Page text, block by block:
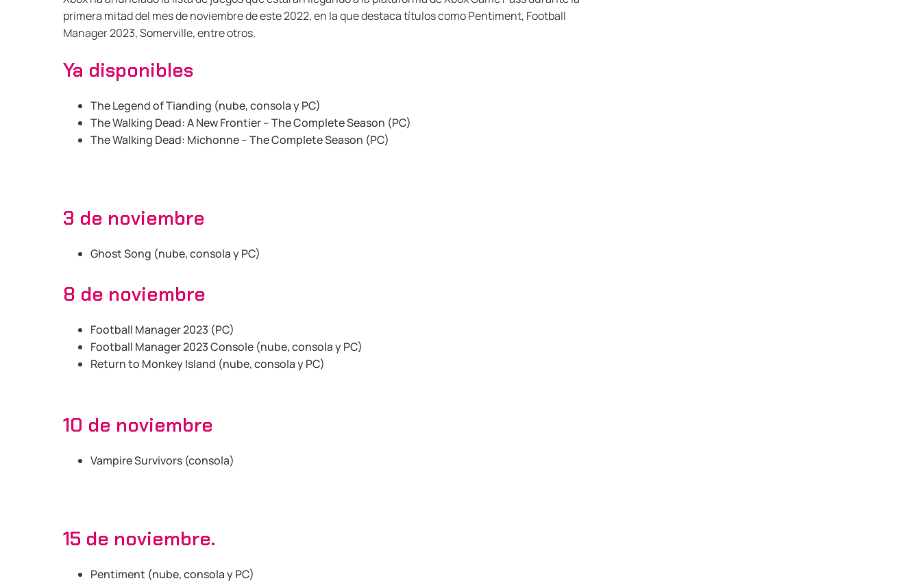
primera mitad del mes de noviembre de este 2022, en la que destaca títulos como Pentiment, Football
Manager 2023, Somerville, entre otros.
Ya disponibles
The Legend of Tianding (nube, consola y PC)
The Walking Dead: A New Frontier – The Complete Season (PC)
The Walking Dead: Michonne – The Complete Season (PC)
3 de noviembre
Ghost Song (nube, consola y PC)
8 de noviembre
Football Manager 2023 (PC)
Football Manager 2023 Console (nube, consola y PC)
Return to Monkey Island (nube, consola y PC)
10 de noviembre
Vampire Survivors (consola)
15 de noviembre.
Pentiment (nube, consola y PC)